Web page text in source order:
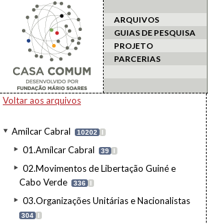
ARQUIVOS
GUIAS DE PESQUISA
PROJETO
PARCERIAS
Voltar aos arquivos
Amílcar Cabral 10202 I
01.Amílcar Cabral 39 I
02.Movimentos de Libertação Guiné e
Cabo Verde
336 I
03.Organizações Unitárias e Nacionalistas
304 I